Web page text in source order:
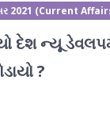
2021 (Current
દેશ ન્યૂ
?